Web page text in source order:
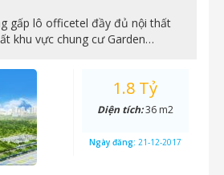
gấp lô officetel đầy đủ nội thất
khu vực chung cư Garden…
1.8 Tỷ
Diện tích:36 m2
Ngày đăng: 21-12-2017